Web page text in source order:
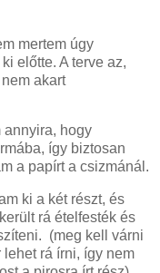
mertem úgy
előtte. A terve az,
akart
annyira, hogy
így biztosan
a papírt a csizmánál.
ki a két részt, és
rá ételfesték és
(meg kell várni
rá írni, így nem